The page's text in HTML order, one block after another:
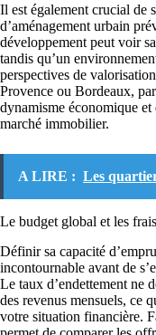
Il est également crucial de
d’aménagement urbain
développement peut voir
tandis qu’un
perspectives de
Provence ou Bordeaux,
dynamisme économique
marché immobilier.
A LIRE : Les
Le budget global et les
Définir sa capacité
incontournable avant de
Le taux d’endettement ne
des revenus mensuels, ce
votre situation financière.